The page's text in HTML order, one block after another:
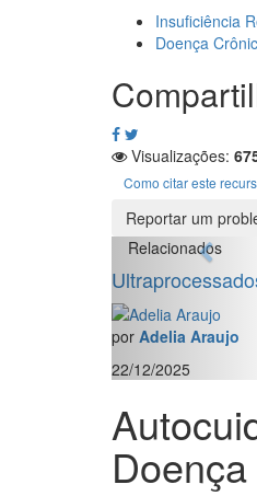
Insuficiência
Doença
Visualizações:
Como citar este
Reportar um
Relacionados
por Adelia Araujo
22/12/2025